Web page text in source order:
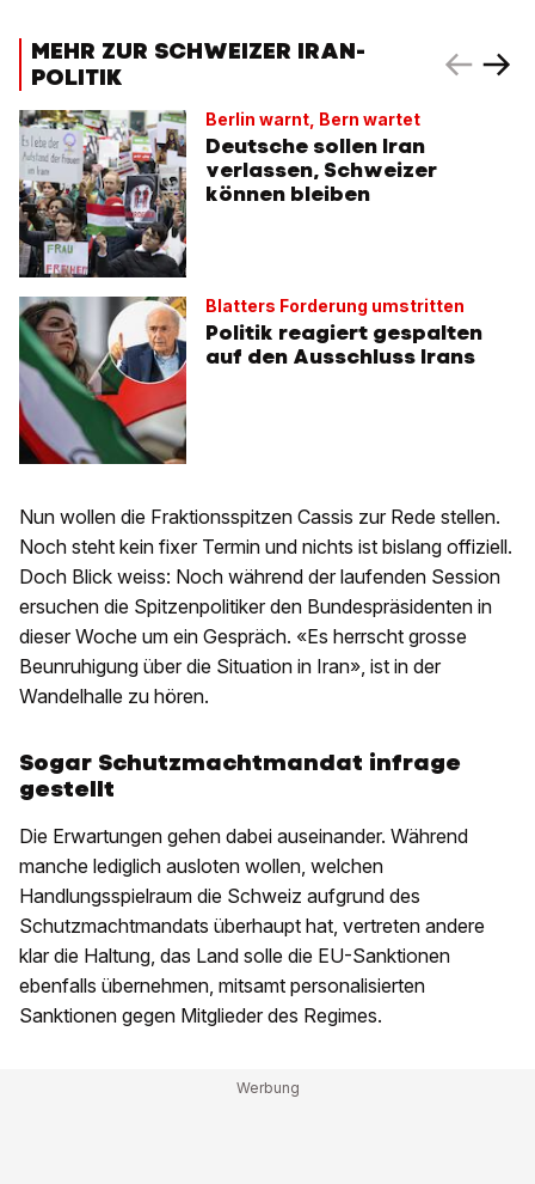
MEHR ZUR SCHWEIZER IRAN-
POLITIK
Berlin warnt, Bern wartet
Deutsche sollen Iran
verlassen, Schweizer
können bleiben
Blatters Forderung umstritten
Politik reagiert gespalten
auf den Ausschluss Irans
Nun wollen die Fraktionsspitzen Cassis zur Rede stellen.
Noch steht kein fixer Termin und nichts ist bislang offiziell.
Doch Blick weiss: Noch während der laufenden Session
ersuchen die Spitzenpolitiker den Bundespräsidenten in
dieser Woche um ein Gespräch. «Es herrscht grosse
Beunruhigung über die Situation in Iran», ist in der
Wandelhalle zu hören.
Sogar Schutzmachtmandat infrage
gestellt
Die Erwartungen gehen dabei auseinander. Während
manche lediglich ausloten wollen, welchen
Handlungsspielraum die Schweiz aufgrund des
Schutzmachtmandats überhaupt hat, vertreten andere
klar die Haltung, das Land solle die EU-Sanktionen
ebenfalls übernehmen, mitsamt personalisierten
Sanktionen gegen Mitglieder des Regimes.